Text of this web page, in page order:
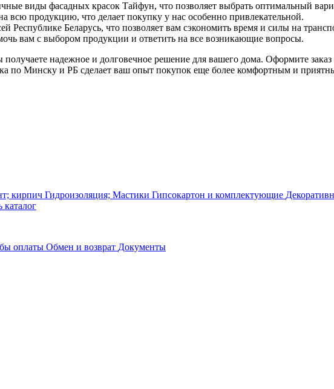
виды фасадных красок Тайфун, что позволяет выбрать оптимальный
всю продукцию, что делает покупку у нас особенно привлекательной.
Беларусь, что позволяет вам сэкономить время и силы на
вам с выбором продукции и ответить на все возникающие вопросы.
надежное и долговечное решение для вашего дома. Оформите
по Минску и РБ сделает ваш опыт покупок еще более комфортным и
кирпич Гидроизоляция; Мастики Гипсокартон и комплектующие
каталог
оплаты Обмен и возврат Документы